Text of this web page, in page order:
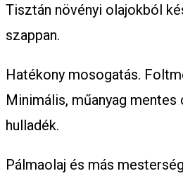
Tisztán növényi olajokból
szappan.
Hatékony mosogatás.
Minimális, műanyag
hulladék.
Pálmaolaj és más